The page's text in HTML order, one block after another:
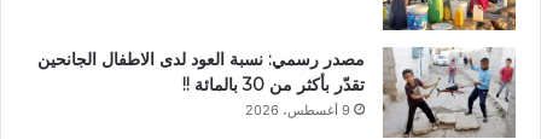
مصدر رسمي: نسبة العود لدى الاطفال الجانحين
تقدّر بأكثر من 30 بالمائة !!
9 أغسطس، 2026